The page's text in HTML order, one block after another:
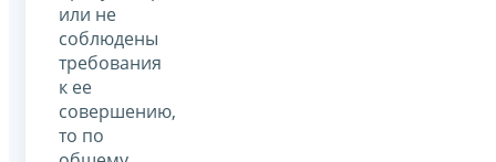
или не
соблюдены
требования
к ее
совершению,
то по